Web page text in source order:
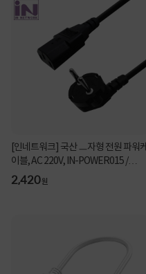
[인네트워크] 국산 ㅡ자형 전원 파워케
이블, AC 220V, IN-POWER015 /
INP003 [벌크/1...
2,420원